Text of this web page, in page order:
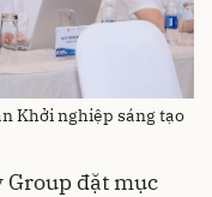
Khởi nghiệp sáng tạo
Group đặt mục